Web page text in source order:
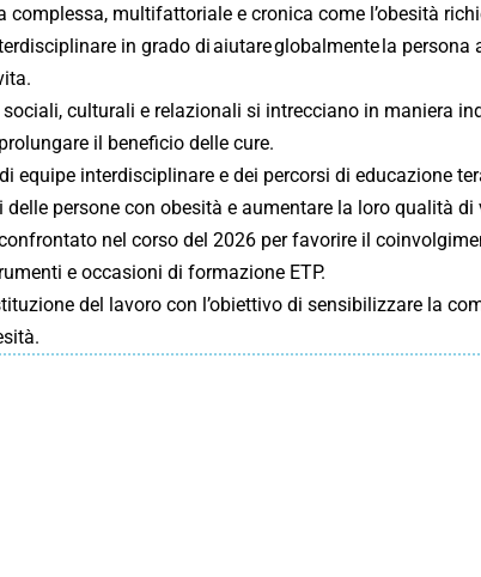
complessa, multifattoriale e cronica come l’obesità
in grado di aiutare globalmente la persona
culturali e relazionali si intrecciano in maniera
il beneficio delle cure.
equipe interdisciplinare e dei percorsi di educazione
persone con obesità e aumentare la loro qualità di
nel corso del 2026 per favorire il
e occasioni di formazione ETP.
del lavoro con l’obiettivo di sensibilizzare la